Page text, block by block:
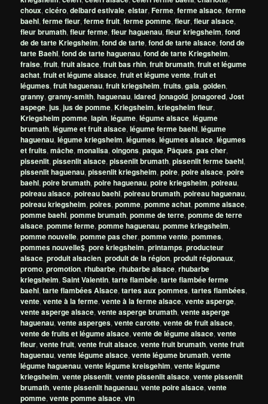
choux,cicéro,delbard estivale,elstar,Ferme,ferme alsace,ferme
baehl,ferme fleur,ferme fruit,ferme pomme,fleur,fleur alsace,
fleur brumath,fleur ferme,fleur haguenau,fleur kriegsheim,fond
de de tarte Kriegsheim,fond de tarte,fond de tarte alsace,fond de
tarte Baehl,fond de tarte haguenau,fond de tarte Kriegsheim,
fraise,fruit,fruit alsace,fruit bas rhin,fruit brumath,fruit et légume
achat,fruit et légume alsace,fruit et légume vente,fruit et
légumes,fruit haguenau,fruit kriegsheim,fruits,gala,golden,
granny,granny-smith,haguenau,idared,jonagold,jonagored,Jost
aspege,jus,jus de pomme,Kriegsheim,kriegsheim fleur,
Kriegsheim pomme,lapin,légume,légume alsace,légume
brumath,légume et fruit alsace,légume ferme baehl,légume
haguenau,légume kriegsheim,légumes,légumes alsace,légumes
et fruits,mâche,monalisa,oingons,paque, Pâques,pas cher,
pissenlit,pissenlit alsace,pissenlit brumath,pissenlit ferme baehl,
pissenlit haguenau,pissenlit kriegsheim,poire,poire alsace,poire
baehl,poire brumath,poire haguenau,poire kriegsheim,poireau,
poireau alsace,poireau baehl,poireau brumath,poireau haguenau,
poireau kriegsheim,poires,pomme,pomme achat,pomme alsace,
pomme baehl,pomme brumath,pomme de terre,pomme de terre
alsace,pomme ferme,pomme haguenau,pomme kriegsheim,
pomme nouvelle,pomme pas cher,pomme vente,pommes,
pommes nouvelle$,pore kriegsheim,printamps,producteur
alsace,produit alsacien,produit de la région,produit régionaux,
promo,promotion,rhubarbe,rhubarbe alsace,rhubarbe
kriegsheim,Saint Valentin,tarte flambée,tarte flambée ferme
baehl,tarte flambées Alsace,tartes aux pommes,tartes flambées,
vente,vente à la ferme,vente à la ferme alsace,vente asperge,
vente asperge alsace,vente asperge brumath,vente asperge
haguenau,vente asperges,vente carotte,vente de fruit alsace,
vente de fruits et légume alsace,vente de légume alsace,vente
fleur,vente fruit,vente fruit alsace,vente fruit brumath,vente fruit
haguenau,vente légume alsace,vente légume brumath,vente
légume haguenau,vente légume kreisgehim,vente légume
kriegsheim,vente pissenlit,vente pissenlit alsace,vente pissenlit
brumath,vente pissenlit haguenau,vente poire alsace,vente
pomme,vente pomme alsace,vin